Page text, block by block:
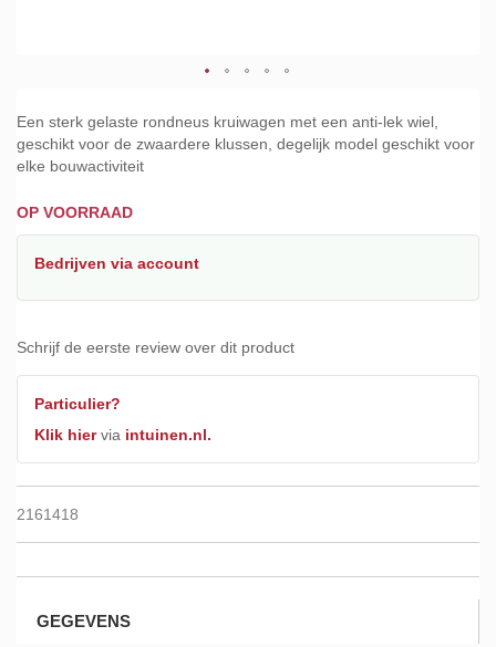
Een sterk gelaste rondneus kruiwagen met een anti-lek wiel,
geschikt voor de zwaardere klussen, degelijk model geschikt voor
elke bouwactiviteit
OP VOORRAAD
Bedrijven via account
Schrijf de eerste review over dit product
Particulier?
Klik hiervia intuinen.nl.
2161418
naar
het
begin
de
afbeeldingen-
GEGEVENS